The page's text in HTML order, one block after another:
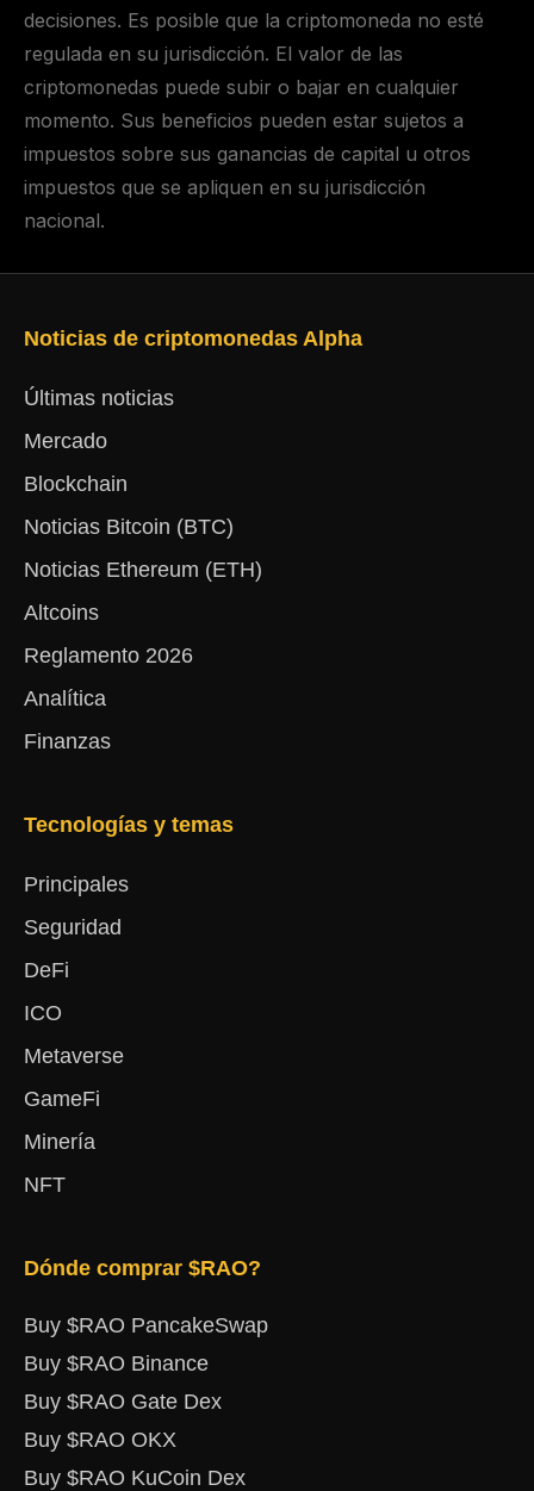
decisiones. Es posible que la criptomoneda no esté
regulada en su jurisdicción. El valor de las
criptomonedas puede subir o bajar en cualquier
momento. Sus beneficios pueden estar sujetos a
impuestos sobre sus ganancias de capital u otros
impuestos que se apliquen en su jurisdicción
nacional.
Noticias de criptomonedas Alpha
Últimas noticias
Mercado
Blockchain
Noticias Bitcoin (BTC)
Noticias Ethereum (ETH)
Altcoins
Reglamento 2026
Analítica
Finanzas
Tecnologías y temas
Principales
Seguridad
DeFi
ICO
Metaverse
GameFi
Minería
NFT
Dónde comprar $RAO?
Buy $RAO PancakeSwap
Buy $RAO Binance
Buy $RAO Gate Dex
Buy $RAO OKX
Buy $RAO KuCoin Dex